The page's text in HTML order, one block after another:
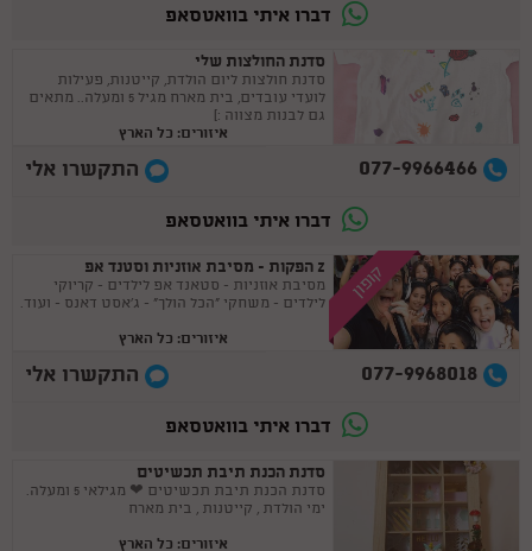
דברו איתי בוואטסאפ
סדנת החולצות שלי
סדנת חולצות ליום הולדת, קייטנות, פעילות
לועדי עובדים, בית מארח מגיל 5 ומעלה.. מתאים
גם לבנות מצווה :)
איזורים: כל הארץ
077-9966466 התקשרו אלי
דברו איתי בוואטסאפ
קופון Z הפקות - מסיבת אוזניות וסטנד אפ
מסיבת אוזניות - סטאנד אפ לילדים - קריוקי
לילדים - משחקי "הכל הולך" - ג'אסט דאנס - ועוד.
איזורים: כל הארץ
077-9968018 התקשרו אלי
דברו איתי בוואטסאפ
סדנת הכנת תיבת תכשיטים
סדנת הכנת תיבת תכשיטים ❤ מגילאי 5 ומעלה.
ימי הולדת , קייטנות , בית מארח
איזורים: כל הארץ